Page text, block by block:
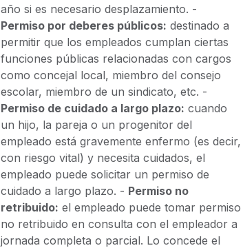
año si es necesario desplazamiento. -
Permiso por deberes públicos: destinado a
permitir que los empleados cumplan ciertas
funciones públicas relacionadas con cargos
como concejal local, miembro del consejo
escolar, miembro de un sindicato, etc. -
Permiso de cuidado a largo plazo: cuando
un hijo, la pareja o un progenitor del
empleado está gravemente enfermo (es decir,
con riesgo vital) y necesita cuidados, el
empleado puede solicitar un permiso de
cuidado a largo plazo. - Permiso no
retribuido: el empleado puede tomar permiso
no retribuido en consulta con el empleador a
jornada completa o parcial. Lo concede el